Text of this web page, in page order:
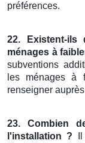
préférences.
22. Existent-ils
ménages à
subventions
les ménages à
renseigner
23. Combien
l'installation ? Il